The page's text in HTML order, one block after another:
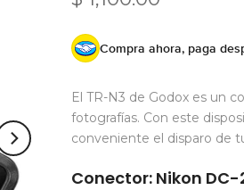
Compra ahora, paga
El TR-N3 de Godox es un
fotografías. Con este
conveniente el disparo de
Conector: Nikon DC-